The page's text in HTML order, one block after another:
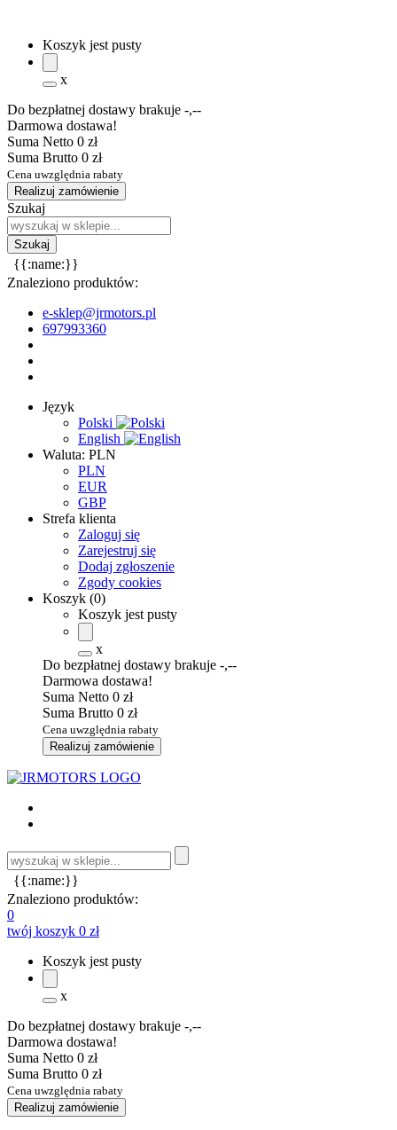
Koszyk jest pusty
x
Do bezpłatnej dostawy brakuje -,--
Darmowa dostawa!
Suma Netto 0 zł
Suma Brutto 0 zł
Cena uwzględnia rabaty
Realizuj zamówienie
Szukaj
{{:name:}}
Znaleziono produktów:
e-sklep@jrmotors.pl
697993360
Język
Polski
English
Waluta: PLN
PLN
EUR
GBP
Strefa klienta
Zaloguj się
Zarejestruj się
Dodaj zgłoszenie
Zgody cookies
Koszyk (0)
Koszyk jest pusty
x
Do bezpłatnej dostawy brakuje -,--
Darmowa dostawa!
Suma Netto 0 zł
Suma Brutto 0 zł
Cena uwzględnia rabaty
Realizuj zamówienie
{{:name:}}
Znaleziono produktów:
0
twój koszyk 0 zł
Koszyk jest pusty
x
Do bezpłatnej dostawy brakuje -,--
Darmowa dostawa!
Suma Netto 0 zł
Suma Brutto 0 zł
Cena uwzględnia rabaty
Realizuj zamówienie